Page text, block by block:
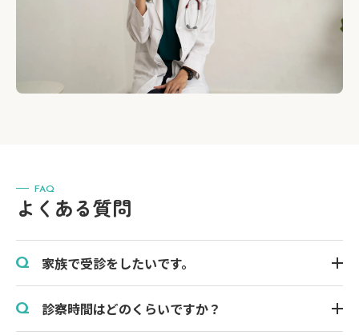
Q 家族で受診をしたいです。
Q 診察時間はどのくらいですか？
FAQ
よくある質問